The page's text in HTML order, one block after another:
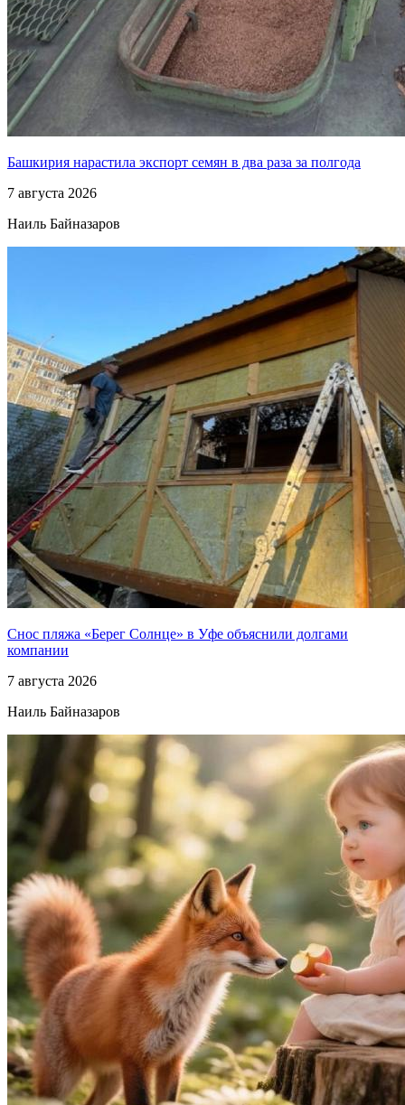
Башкирия нарастила экспорт семян в два раза за полгода
7 августа 2026
Наиль Байназаров
Снос пляжа «Берег Солнце» в Уфе объяснили долгами
компании
7 августа 2026
Наиль Байназаров